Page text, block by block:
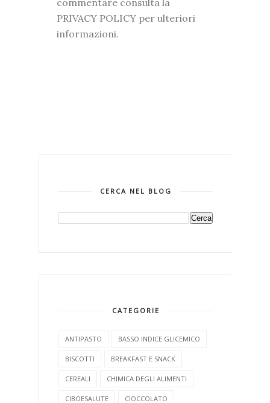
commentare consulta la
PRIVACY POLICY per ulteriori
informazioni.
CERCA NEL BLOG
CATEGORIE
ANTIPASTO BASSO INDICE GLICEMICO
BISCOTTI BREAKFAST E SNACK
CEREALI CHIMICA DEGLI ALIMENTI
CIBOESALUTE CIOCCOLATO